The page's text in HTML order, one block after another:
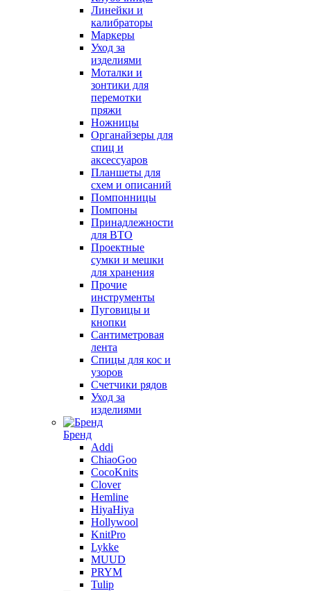
Линейки и
калибраторы
Маркеры
Уход за
изделиями
Моталки и
зонтики для
перемотки
пряжи
Ножницы
Органайзеры для
спиц и
аксессуаров
Планшеты для
схем и описаний
Помпонницы
Помпоны
Принадлежности
для ВТО
Проектные
сумки и мешки
для хранения
Прочие
инструменты
Пуговицы и
кнопки
Сантиметровая
лента
Спицы для кос и
узоров
Счетчики рядов
Уход за
изделиями
Бренд
Addi
ChiaoGoo
CocoKnits
Clover
Hemline
HiyaHiya
Hollywool
KnitPro
Lykke
MUUD
PRYM
Tulip